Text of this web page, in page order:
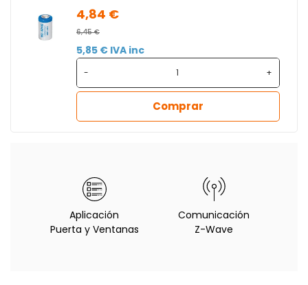
4,84 €
6,45 €
5,85 € IVA inc
- +
Comprar
Aplicación
Puerta y Ventanas
Comunicación
Z-Wave